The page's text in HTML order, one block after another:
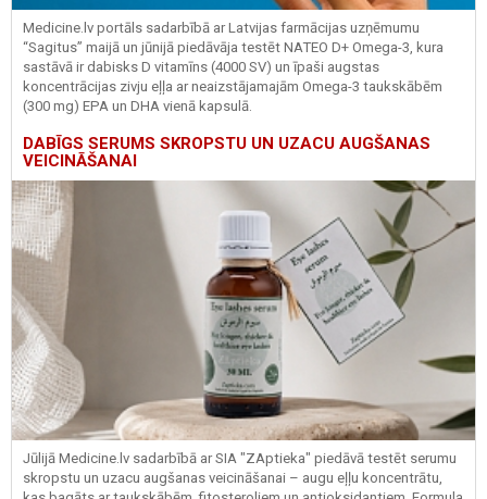
Medicine.lv portāls sadarbībā ar Latvijas farmācijas uzņēmumu
“Sagitus” maijā un jūnijā piedāvāja testēt NATEO D+ Omega-3, kura
sastāvā ir dabisks D vitamīns (4000 SV) un īpaši augstas
koncentrācijas zivju eļļa ar neaizstājamajām Omega-3 taukskābēm
(300 mg) EPA un DHA vienā kapsulā.
DABĪGS SERUMS SKROPSTU UN UZACU AUGŠANAS
VEICINĀŠANAI
Jūlijā Medicine.lv sadarbībā ar SIA "ZAptieka" piedāvā testēt serumu
skropstu un uzacu augšanas veicināšanai – augu eļļu koncentrātu,